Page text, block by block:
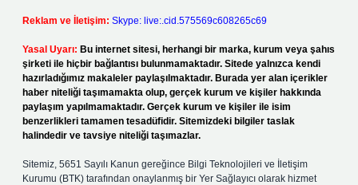
Reklam ve İletişim: Skype: live:.cid.575569c608265c69
Yasal Uyarı: Bu internet sitesi, herhangi bir marka, kurum veya şahıs
şirketi ile hiçbir bağlantısı bulunmamaktadır. Sitede yalnızca kendi
hazırladığımız makaleler paylaşılmaktadır. Burada yer alan içerikler
haber niteliği taşımamakta olup, gerçek kurum ve kişiler hakkında
paylaşım yapılmamaktadır. Gerçek kurum ve kişiler ile isim
benzerlikleri tamamen tesadüfidir. Sitemizdeki bilgiler taslak
halindedir ve tavsiye niteliği taşımazlar.
Sitemiz, 5651 Sayılı Kanun gereğince Bilgi Teknolojileri ve İletişim
Kurumu (BTK) tarafından onaylanmış bir Yer Sağlayıcı olarak hizmet